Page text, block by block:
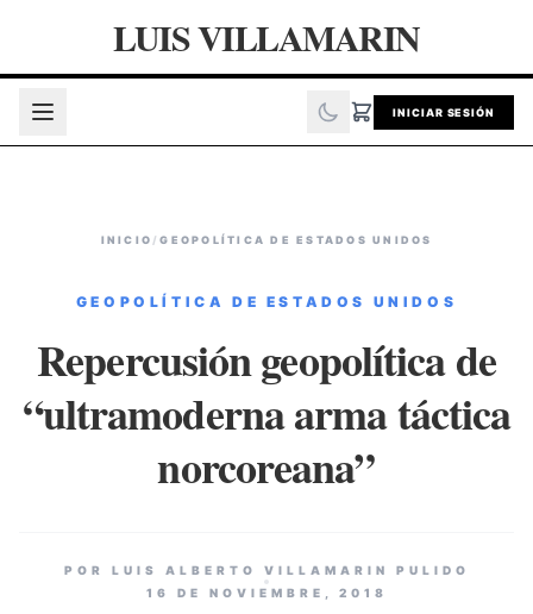
LUIS VILLAMARIN
INICIAR SESIÓN
INICIO /GEOPOLÍTICA DE ESTADOS UNIDOS
GEOPOLÍTICA DE ESTADOS UNIDOS
Repercusión geopolítica de
“ultramoderna arma táctica
norcoreana”
POR LUIS ALBERTO VILLAMARIN PULIDO
16 DE NOVIEMBRE, 2018